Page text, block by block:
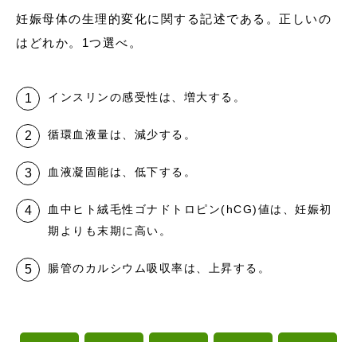
妊娠母体の生理的変化に関する記述である。正しいの
はどれか。1つ選べ。
インスリンの感受性は、増大する。
循環血液量は、減少する。
血液凝固能は、低下する。
血中ヒト絨毛性ゴナドトロピン(hCG)値は、妊娠初
期よりも末期に高い。
腸管のカルシウム吸収率は、上昇する。